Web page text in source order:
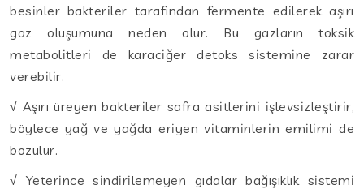
besinler bakteriler tarafından fermente edilerek aşırı
gaz oluşumuna neden olur. Bu gazların toksik
metabolitleri de karaciğer detoks sistemine zarar
verebilir.
√ Aşırı üreyen bakteriler safra asitlerini işlevsizleştirir,
böylece yağ ve yağda eriyen vitaminlerin emilimi de
bozulur.
√ Yeterince sindirilemeyen gıdalar bağışıklık sistemi